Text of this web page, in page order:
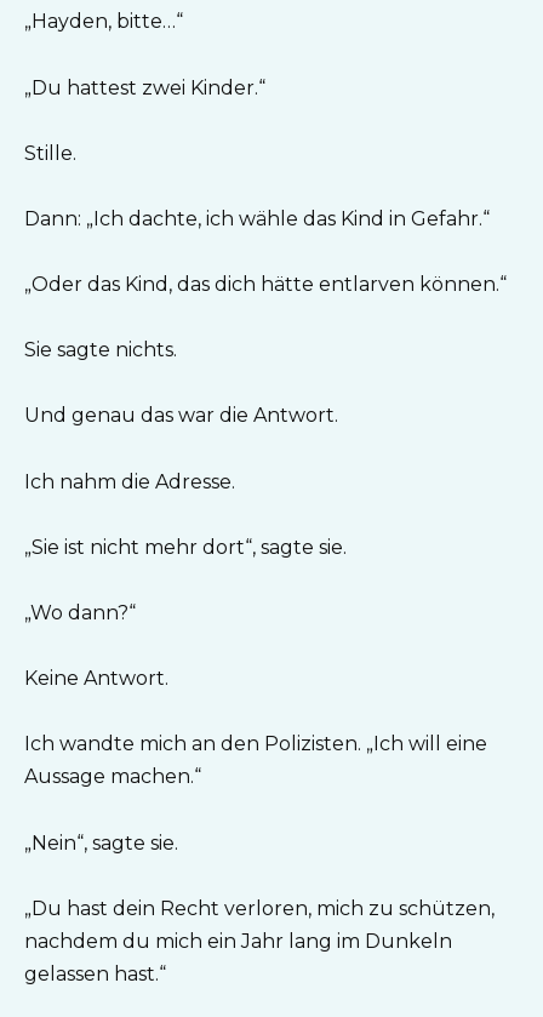
„Hayden, bitte…“
„Du hattest zwei Kinder.“
Stille.
Dann: „Ich dachte, ich wähle das Kind in Gefahr.“
„Oder das Kind, das dich hätte entlarven können.“
Sie sagte nichts.
Und genau das war die Antwort.
Ich nahm die Adresse.
„Sie ist nicht mehr dort“, sagte sie.
„Wo dann?“
Keine Antwort.
Ich wandte mich an den Polizisten. „Ich will eine
Aussage machen.“
„Nein“, sagte sie.
„Du hast dein Recht verloren, mich zu schützen,
nachdem du mich ein Jahr lang im Dunkeln
gelassen hast.“